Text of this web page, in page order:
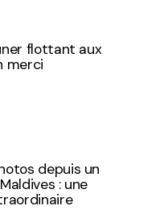
flottant aux
merci
depuis un
: une